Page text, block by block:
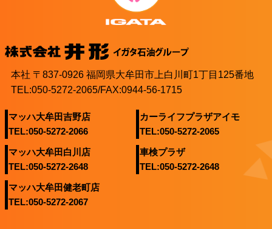
本社 〒837-0926 福岡県大牟田市上白川町1丁目125番地
TEL:050-5272-2065/FAX:0944-56-1715
マッハ大牟田吉野店
TEL:050-5272-2066
カーライフプラザアイモ
TEL:050-5272-2065
マッハ大牟田白川店
TEL:050-5272-2648
車検プラザ
TEL:050-5272-2648
マッハ大牟田健老町店
TEL:050-5272-2067